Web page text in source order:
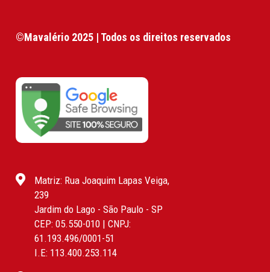
©Mavalério 2025 | Todos os direitos reservados
Matriz: Rua Joaquim Lapas Veiga,
239
Jardim do Lago - São Paulo - SP
CEP: 05.550-010 | CNPJ:
61.193.496/0001-51
I.E: 113.400.253.114